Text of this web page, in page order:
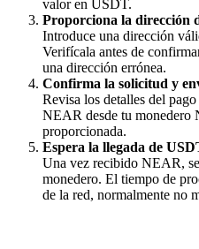
valor en USDT.
Proporciona la dirección
Introduce una dirección
Verifícala antes de
una dirección errónea.
Confirma la solicitud y
Revisa los detalles del
NEAR desde tu monedero
proporcionada.
Espera la llegada de
Una vez recibido NEAR,
monedero. El tiempo de
de la red, normalmente no